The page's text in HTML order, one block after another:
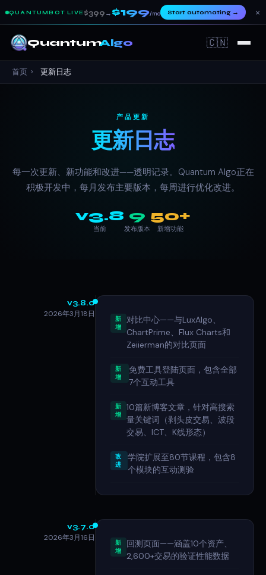
QUANTUMBOT LIVE $399 → $199/mo Start automating→ ×
QuantumAlgo 🇨🇳
首页 › 更新日志
产品更新
更新日志
每一次更新、新功能和改进——透明记录。Quantum Algo正在
积极开发中，每月发布主要版本，每周进行优化改进。
v3.8
当前
9
发布版本
50+
新增功能
v3.8.0
2026年3月18日
新
增
对比中心——与LuxAlgo、
ChartPrime、Flux Charts和
Zeiierman的对比页面
新
增
免费工具登陆页面，包含全部
7个互动工具
新
增
10篇新博客文章，针对高搜索
量关键词（剥头皮交易、波段
交易、ICT、K线形态）
改
进
学院扩展至80节课程，包含8
个模块的互动测验
v3.7.0
2026年3月16日
新
增
回测页面——涵盖10个资产、
2,600+交易的验证性能数据